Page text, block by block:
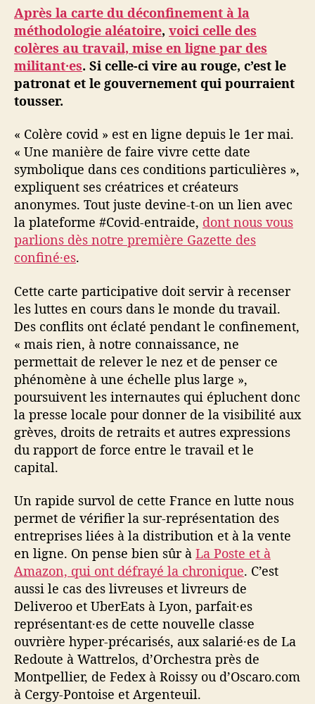
Après la carte du déconfinement à la
méthodologie aléatoire, voici celle des
colères au travail, mise en ligne par des
militant·es. Si celle-ci vire au rouge, c’est le
patronat et le gouvernement qui pourraient
tousser.
« Colère covid » est en ligne depuis le 1er mai.
« Une manière de faire vivre cette date
symbolique dans ces conditions particulières »,
expliquent ses créatrices et créateurs
anonymes. Tout juste devine-t-on un lien avec
la plateforme #Covid-entraide, dont nous vous
parlions dès notre première Gazette des
confiné·es.
Cette carte participative doit servir à recenser
les luttes en cours dans le monde du travail.
Des conflits ont éclaté pendant le confinement,
« mais rien, à notre connaissance, ne
permettait de relever le nez et de penser ce
phénomène à une échelle plus large »,
poursuivent les internautes qui épluchent donc
la presse locale pour donner de la visibilité aux
grèves, droits de retraits et autres expressions
du rapport de force entre le travail et le
capital.
Un rapide survol de cette France en lutte nous
permet de vérifier la sur-représentation des
entreprises liées à la distribution et à la vente
en ligne. On pense bien sûr à La Poste et à
Amazon, qui ont défrayé la chronique. C’est
aussi le cas des livreuses et livreurs de
Deliveroo et UberEats à Lyon, parfait·es
représentant·es de cette nouvelle classe
ouvrière hyper-précarisés, aux salarié·es de La
Redoute à Wattrelos, d’Orchestra près de
Montpellier, de Fedex à Roissy ou d’Oscaro.com
à Cergy-Pontoise et Argenteuil.